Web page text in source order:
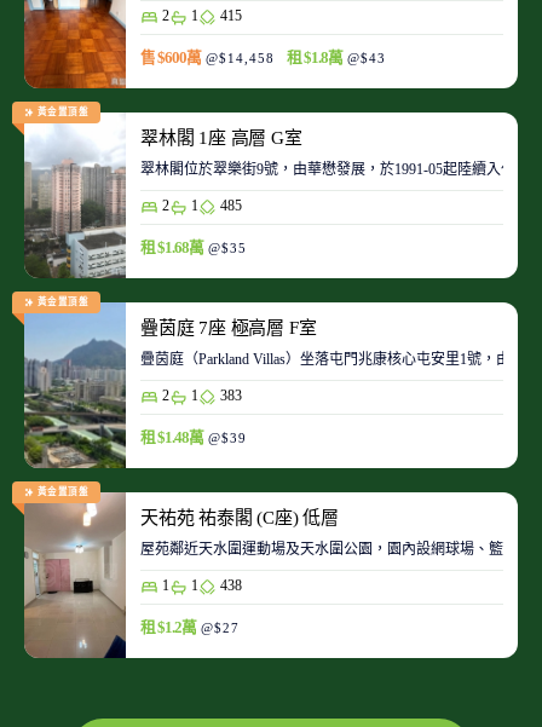
2 1 415
售 $600萬 @$14,458 租 $1.8萬 @$43
黃金置頂盤
翠林閣 1座 高層 G室
翠林閣位於翠樂街9號，由華懋發展，於1991-05起陸續入伙
2 1 485
租 $1.68萬 @$35
黃金置頂盤
疊茵庭 7座 極高層 F室
疊茵庭（Parkland Villas）坐落屯門兆康核心屯安里1號，由
2 1 383
租 $1.48萬 @$39
黃金置頂盤
天祐苑 祐泰閣 (C座) 低層
屋苑鄰近天水圍運動場及天水圍公園，園內設網球場、籃球
1 1 438
租 $1.2萬 @$27